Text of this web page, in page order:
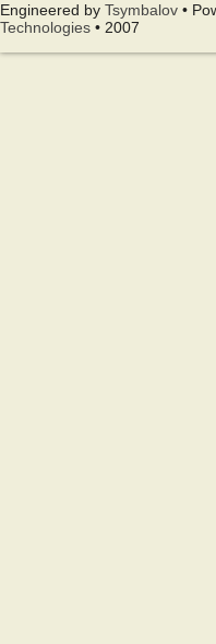
Engineered by Tsymbalov •
Technologies • 2007